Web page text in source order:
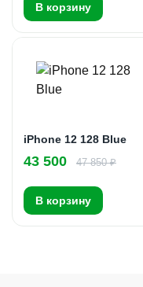
В корзину
iPhone 12 128 Blue
43 500 47 850 ₽
В корзину